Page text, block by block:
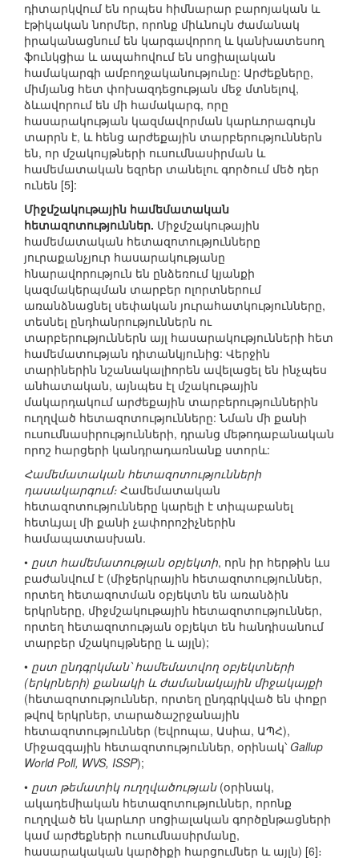
դիտարկվում են որպես հիմնարար բարոյական և
էթիկական նորմեր, որոնք միևնույն ժամանակ
իրականացնում են կարգավորող և կանխատեսող
ֆունկցիա և ապահովում են սոցիալական
համակարգի ամբողջականությունը: Արժեքները,
միմյանց հետ փոխազդեցության մեջ մտնելով,
ձևավորում են մի համակարգ, որը
հասարակության կազմավորման կարևորագույն
տարրն է, և հենց արժեքային տարբերություններն
են, որ մշակույթների ուսումնասիրման և
համեմատական եզրեր տանելու գործում մեծ դեր
ունեն [5]:
Միջմշակութային համեմատական
հետազոտություններ. Միջմշակութային
համեմատական հետազոտությունները
յուրաքանչյուր հասարակությանը
հնարավորություն են ընձեռում կյանքի
կազմակերպման տարբեր ոլորտներում
առանձնացնել սեփական յուրահատկությունները,
տեսնել ընդհանրություններն ու
տարբերություններն այլ հասարակությունների հետ
համեմատության դիտանկյունից: Վերջին
տարիներին նշանակալիորեն ավելացել են ինչպես
անհատական, այնպես էլ մշակութային
մակարդակում արժեքային տարբերություններին
ուղղված հետազոտությունները: Նման մի քանի
ուսումնասիրությունների, դրանց մեթոդաբանական
որոշ հարցերի կանդրադառնանք ստորև:
Համեմատական հետազոտությունների
դասակարգում։ Համեմատական
հետազոտությունները կարելի է տիպաբանել
հետևյալ մի քանի չափորոշիչներին
համապատասխան.
• ըստ համեմատության օբյեկտի, որն իր հերթին ևս
բաժանվում է (միջերկրային հետազոտություններ,
որտեղ հետազոտման օբյեկտն են առանձին
երկրները, միջմշակութային հետազոտություններ,
որտեղ հետազոտության օբյեկտ են հանդիսանում
տարբեր մշակույթները և այլն);
• ըստ ընդգրկման՝ համեմատվող օբյեկտների
(երկրների) քանակի և ժամանակային միջակայքի
(հետազոտություններ, որտեղ ընդգրկված են փոքր
թվով երկրներ, տարածաշրջանային
հետազոտություններ (Եվրոպա, Ասիա, ԱՊՀ),
Միջազգային հետազոտություններ, օրինակ՝ Gallup
World Poll, WVS, ISSP);
• ըստ թեմատիկ ուղղվածության(օրինակ,
ակադեմիական հետազոտություններ, որոնք
ուղղված են կարևոր սոցիալական գործընթացների
կամ արժեքների ուսումնասիրմանը,
հասարակական կարծիքի հարցումներ և այլն) [6]։